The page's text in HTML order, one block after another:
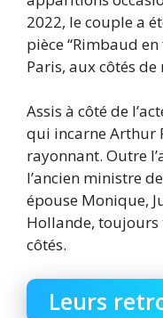
2022, le couple a
pièce “Rimbaud
Paris, aux côtés
Assis à côté de
qui incarne Arthur
rayonnant. Outre
l’ancien ministre
épouse Monique,
Hollande, toujours
côtés.
Leurs